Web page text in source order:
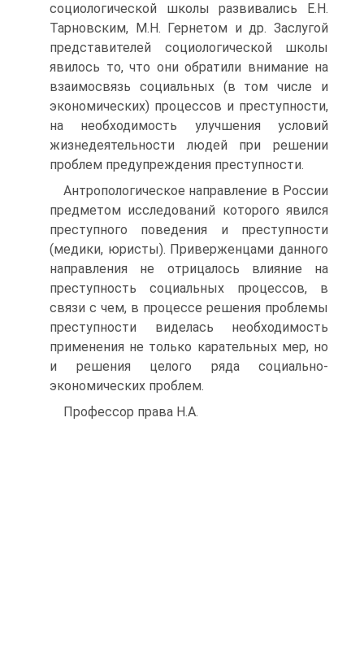
социологической школы развивались Е.Н.
Тарновским, М.Н. Гернетом и др. Заслугой
представителей социологической школы
явилось то, что они обратили внимание на
взаимосвязь социальных (в том числе и
экономических) процессов и преступности,
на необходимость улучшения условий
жизнедеятельности людей при решении
проблем предупреждения преступности.
Антропологическое направление в России
предметом исследований которого явился
преступного поведения и преступности
(медики, юристы). Приверженцами данного
направления не отрицалось влияние на
преступность социальных процессов, в
связи с чем, в процессе решения проблемы
преступности виделась необходимость
применения не только карательных мер, но
и решения целого ряда социально-
экономических проблем.
Профессор права Н.А.